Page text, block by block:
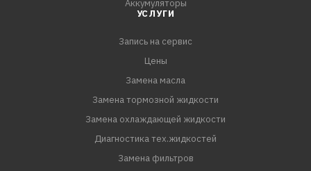
Аккумуляторы
УСЛУГИ
Запись на сервис
Цены
Замена масла
Замена тормозной жидкости
Замена охлаждающей жидкости
Диагностика тех.жидкостей
Замена фильтров